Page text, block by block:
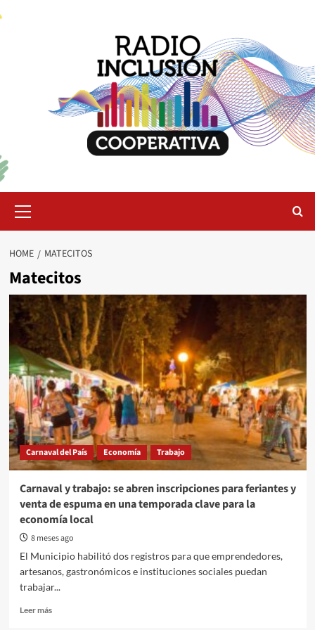
Menu
HOME MATECITOS
Matecitos
Carnaval del País Economía Trabajo
Carnaval y trabajo: se abren inscripciones para feriantes y
venta de espuma en una temporada clave para la
economía local
8 meses ago
El Municipio habilitó dos registros para que emprendedores,
artesanos, gastronómicos e instituciones sociales puedan
trabajar...
Leer másRead